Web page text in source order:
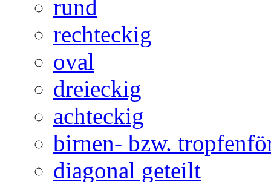
rund
rechteckig
oval
dreieckig
achteckig
birnen- bzw.
diagonal geteilt